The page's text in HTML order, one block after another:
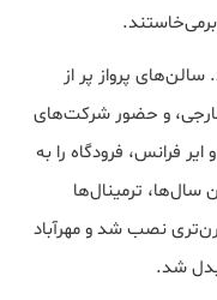
سالن‌های پرواز پر از
و حضور شرکت‌های
فرانس، فرودگاه را به
سال‌ها، ترمینال‌ها
نصب شد و مهرآباد
بدل شد.